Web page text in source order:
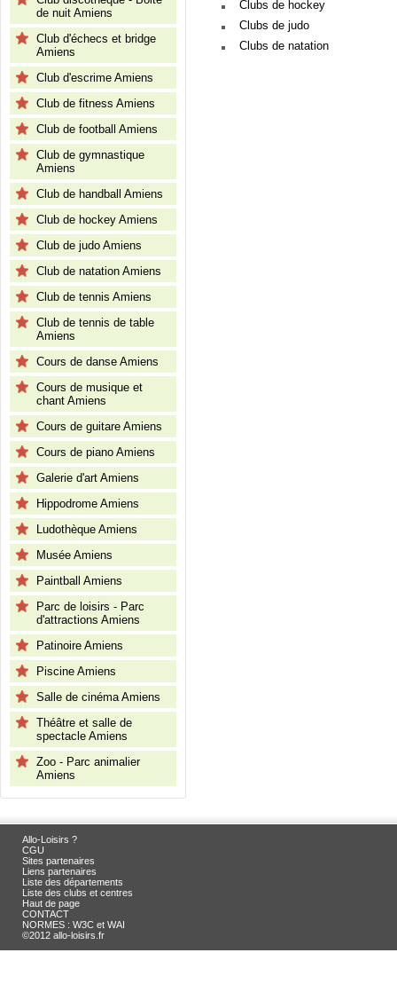
de nuit Amiens
Club d'échecs et bridge
Amiens
Club d'escrime Amiens
Club de fitness Amiens
Club de football Amiens
Club de gymnastique
Amiens
Club de handball Amiens
Club de hockey Amiens
Club de judo Amiens
Club de natation Amiens
Club de tennis Amiens
Club de tennis de table
Amiens
Cours de danse Amiens
Cours de musique et
chant Amiens
Cours de guitare Amiens
Cours de piano Amiens
Galerie d'art Amiens
Hippodrome Amiens
Ludothèque Amiens
Musée Amiens
Paintball Amiens
Parc de loisirs - Parc
d'attractions Amiens
Patinoire Amiens
Piscine Amiens
Salle de cinéma Amiens
Théâtre et salle de
spectacle Amiens
Zoo - Parc animalier
Amiens
Clubs de hockey
Clubs de judo
Clubs de natation
Allo-Loisirs ?
CGU
Sites partenaires
Liens partenaires
Liste des départements
Liste des clubs et centres
Haut de page
CONTACT
NORMES : W3C et WAI
©2012 allo-loisirs.fr